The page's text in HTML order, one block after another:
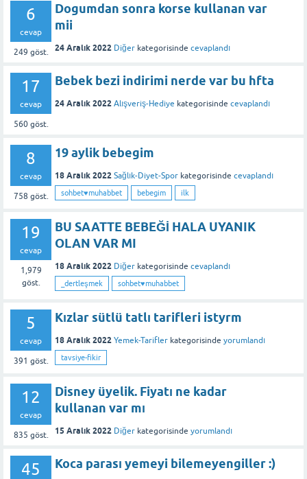
6
cevap
249 göst.
Dogumdan sonra korse kullanan var
mii
24 Aralık 2022 Diğer kategorisinde cevaplandı
17
cevap
560göst.
Bebek bezi indirimi nerde var bu hfta
24 Aralık 2022 Alışveriş-Hediye kategorisinde cevaplandı
8
cevap
758 göst.
19 aylik bebegim
18 Aralık 2022 Sağlık-Diyet-Spor kategorisinde cevaplandı
sohbet♥️muhabbet bebegim ilk
19
cevap
1,979
göst.
BU SAATTE BEBEĞİ HALA UYANIK
OLAN VAR MI
18 Aralık 2022 Diğer kategorisinde cevaplandı
_dertleşmek sohbet♥️muhabbet
5
cevap
391 göst.
Kızlar sütlü tatlı tarifleri istyrm
18 Aralık 2022 Yemek-Tarifler kategorisinde yorumlandı
tavsiye-fikir
12
cevap
835 göst.
Disney üyelik. Fiyatı ne kadar
kullanan var mı
15 Aralık 2022 Diğer kategorisinde yorumlandı
45 Koca parası yemeyi bilemeyengiller :)